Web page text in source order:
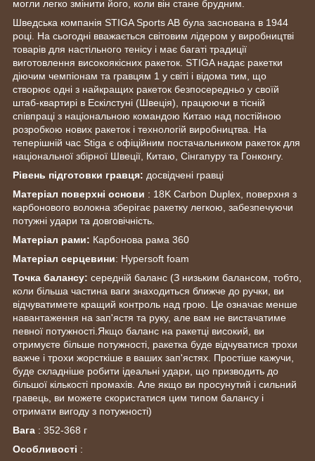
могли легко змінити його, коли він стане брудним.
Шведська компанія STIGA Sports AB була заснована в 1944
році. На сьогодні вважається світовим лідером у виробництві
товарів для настільного тенісу і має багаті традиції
виготовлення високоякісних ракеток. STIGA надає ракетки
діючим чемпіонам та гравцям 1 у світі і відома тим, що
створює одні з найкращих ракеток безпосередньо у своїй
штаб-квартирі в Ескілстуні (Швеція), працюючи в тісній
співпраці з національною командою Китаю над постійною
розробкою нових ракеток і технологій виробництва. На
теперішній час Stiga є офіційним постачальником ракеток для
національної збірної Швеції, Китаю, Сінгапуру та Гонконгу.
Рівень підготовки гравця: досвідчені гравці
Матеріал поверхні основи : 18K Carbon Duplex, поверхня з
карбонового волокна зберігає ракетку легкою, забезпечуючи
потужні удари та довговічність.
Матеріал рами: Карбонова рама 360
Матеріал серцевини: Hypersoft foam
Точка балансу: середній баланс (З низьким балансом, тобто,
коли більша частина ваги знаходиться ближче до ручки, ви
відчуватимете кращий контроль над грою. Це означає менше
навантаження на зап'ястя та руку, але вам не вистачатиме
певної потужності.Якщо баланс на ракетці високий, ви
отримуєте більше потужності, ракетка буде відчуватися трохи
важче і трохи жорсткіше в ваших зап'ястях. Простіше кажучи,
буде складніше робити ідеальні удари, що призводить до
більшої кількості промахів. Але якщо ви просунутий і сильний
гравець, ви можете скористатися цим типом балансу і
отримати вигоду з потужності)
Вага : 352-368 г
Особливості :